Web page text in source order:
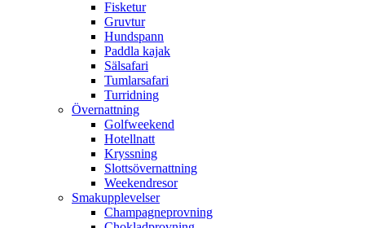
Fisketur
Gruvtur
Hundspann
Paddla kajak
Sälsafari
Tumlarsafari
Turridning
Övernattning
Golfweekend
Hotellnatt
Kryssning
Slottsövernattning
Weekendresor
Smakupplevelser
Champagneprovning